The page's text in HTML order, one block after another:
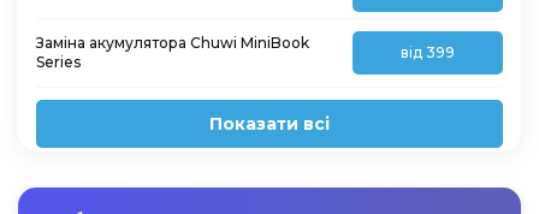
Заміна акумулятора Chuwi MiniBook
Series
від 399
Показати всі